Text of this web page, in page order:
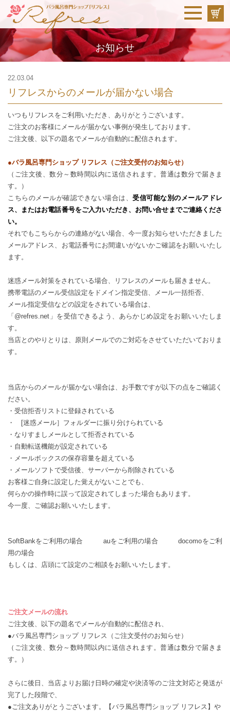
お知らせ
22.03.04
リフレスからのメールが届かない場合
いつもリフレスをご利用いただき、ありがとうございます。
ご注文のお客様にメールが届かない事例が発生しております。
ご注文後、以下の題名でメールが自動的に配信されます。
●バラ風呂専門ショップ リフレス（ご注文受付のお知らせ）
（ご注文後、数分～数時間以内に送信されます。普通は数分で届きま
す。）
こちらのメールが確認できない場合は、 受信可能な別のメールアドレ
ス、またはお電話番号をご入力いただき、 お問い合せ までご連絡くださ
い。
それでもこちらからの連絡がない場合、今一度お知らせいただきました
メールアドレス、お電話番号にお間違いがないかご確認をお願いいたし
ます。
迷惑メール対策をされている場合、リフレスのメールも届きません。
携帯電話のメール受信設定をドメイン指定受信、メール一括拒否、
メール指定受信などの設定をされている場合は、
「@refres.net」を受信できるよう、あらかじめ設定をお願いいたしま
す。
当店とのやりとりは、原則メールでのご対応をさせていただいておりま
す。
当店からのメールが届かない場合は、お手数ですが以下の点をご確認く
ださい。
・受信拒否リストに登録されている
・ [迷惑メール］フォルダーに振り分けられている
・なりすましメールとして拒否されている
・自動転送機能が設定されている
・メールボックスの保存容量を超えている
・メールソフトで受信後、サーバーから削除されている
お客様ご自身に設定した覚えがないことでも、
何らかの操作時に誤って設定されてしまった場合もあります。
今一度、ご確認お願いいたします。
SoftBankをご利用の場合 auをご利用の場合
docomoをご利
用の場合
もしくは、店頭にて設定のご相談をお願いいたします。
ご注文メールの流れ
ご注文後、以下の題名でメールが自動的に配信され、
●バラ風呂専門ショップ リフレス（ご注文受付のお知らせ）
（ご注文後、数分～数時間以内に送信されます。普通は数分で届きま
す。）
さらに後日、当店よりお届け日時の確定や決済等のご注文対応と発送が
完了した段階で、
●ご注文ありがとうございます。【バラ風呂専門ショップ リフレス】や